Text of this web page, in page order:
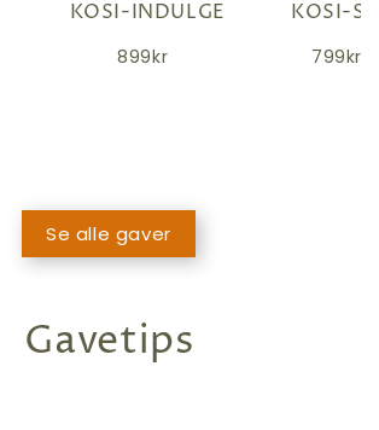
KOSI-INDULGE
899kr
KOSI-
799kr
Se alle gaver
Gavetips